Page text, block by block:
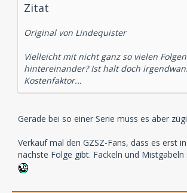
Zitat
Original von Lindequister
Vielleicht mit nicht ganz so vielen
hintereinander? Ist halt doch
Kostenfaktor...
Gerade bei so einer Serie muss es aber
Verkauf mal den GZSZ-Fans, dass es erst
nächste Folge gibt. Fackeln und Mistgabeln